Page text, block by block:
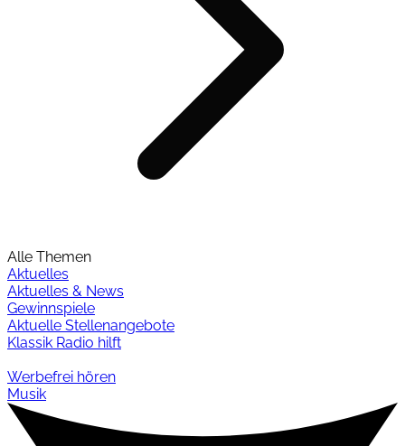
Alle Themen
Aktuelles
Aktuelles & News
Gewinnspiele
Aktuelle Stellenangebote
Klassik Radio hilft
Werbefrei hören
Musik